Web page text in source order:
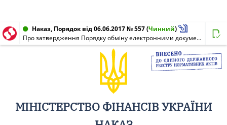
Наказ, Порядок від 06.06.2017 № 557(Чинний)
Про затвердження Порядку обміну електронними документами з контролюючими органами